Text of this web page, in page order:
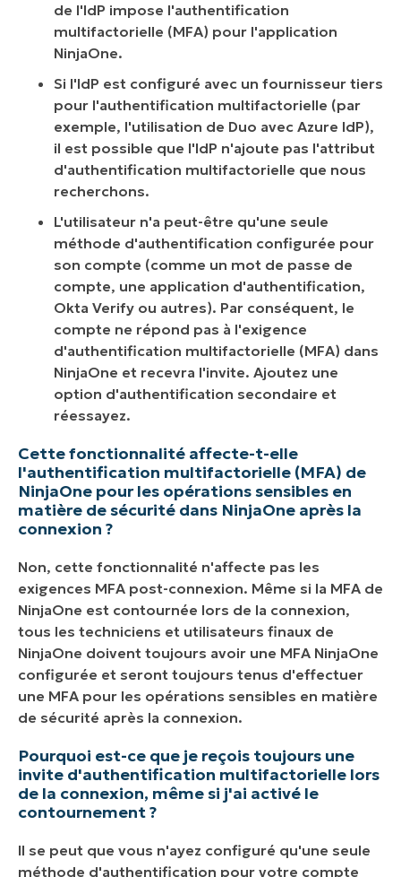
de l'IdP impose l'authentification
multifactorielle (MFA) pour l'application
NinjaOne.
Si l'IdP est configuré avec un fournisseur tiers
pour l'authentification multifactorielle (par
exemple, l'utilisation de Duo avec Azure IdP),
il est possible que l'IdP n'ajoute pas l'attribut
d'authentification multifactorielle que nous
recherchons.
L'utilisateur n'a peut-être qu'une seule
méthode d'authentification configurée pour
son compte (comme un mot de passe de
compte, une application d'authentification,
Okta Verify ou autres). Par conséquent, le
compte ne répond pas à l'exigence
d'authentification multifactorielle (MFA) dans
NinjaOne et recevra l'invite. Ajoutez une
option d'authentification secondaire et
réessayez.
Cette fonctionnalité affecte-t-elle
l'authentification multifactorielle (MFA) de
NinjaOne pour les opérations sensibles en
matière de sécurité dans NinjaOne après la
connexion ?
Non, cette fonctionnalité n'affecte pas les
exigences MFA post-connexion. Même si la MFA de
NinjaOne est contournée lors de la connexion,
tous les techniciens et utilisateurs finaux de
NinjaOne doivent toujours avoir une MFA NinjaOne
configurée et seront toujours tenus d'effectuer
une MFA pour les opérations sensibles en matière
de sécurité après la connexion.
Pourquoi est-ce que je reçois toujours une
invite d'authentification multifactorielle lors
de la connexion, même si j'ai activé le
contournement ?
Il se peut que vous n'ayez configuré qu'une seule
méthode d'authentification pour votre compte